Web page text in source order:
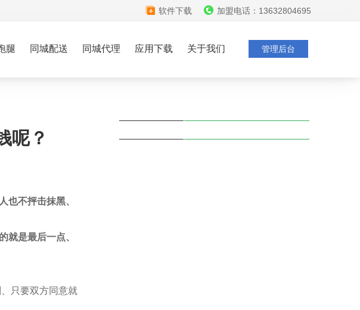
软件下载 加盟电话：13632804695
腿 同城配送 同城代理 应用下载 关于我们 管理后台
呢？
也不抨击抹黑、
就是最后一点、
只要双方同意就